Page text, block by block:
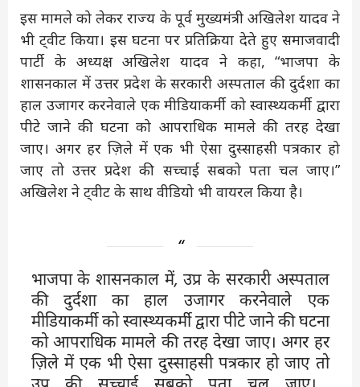
इस मामले को लेकर राज्य के पूर्व मुख्यमंत्री अखिलेश यादव ने
भी ट्वीट किया। इस घटना पर प्रतिक्रिया देते हुए समाजवादी
पार्टी के अध्यक्ष अखिलेश यादव ने कहा, “भाजपा के
शासनकाल में उत्तर प्रदेश के सरकारी अस्पताल की दुर्दशा का
हाल उजागर करनेवाले एक मीडियाकर्मी को स्वास्थ्यकर्मी द्वारा
पीटे जाने की घटना को आपराधिक मामले की तरह देखा
जाए। अगर हर ज़िले में एक भी ऐसा दुस्साहसी पत्रकार हो
जाए तो उत्तर प्रदेश की सच्चाई सबको पता चल जाए।”
अखिलेश ने ट्वीट के साथ वीडियो भी वायरल किया है।
भाजपा के शासनकाल में, उप्र के सरकारी अस्पताल
की दुर्दशा का हाल उजागर करनेवाले एक
मीडियाकर्मी को स्वास्थ्यकर्मी द्वारा पीटे जाने की घटना
को आपराधिक मामले की तरह देखा जाए। अगर हर
ज़िले में एक भी ऐसा दुस्साहसी पत्रकार हो जाए तो